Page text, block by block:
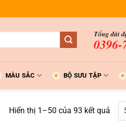
MÀU SẮC BỘ SƯU TẬP
Hiển thị 1–50 của 93 kết quảĐã
sắp